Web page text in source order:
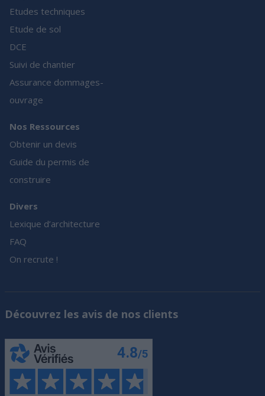
Etudes techniques
Etude de sol
DCE
Suivi de chantier
Assurance dommages-
ouvrage
Nos Ressources
Obtenir un devis
Guide du permis de
construire
Divers
Lexique d’architecture
FAQ
On recrute !
Découvrez les avis de nos clients